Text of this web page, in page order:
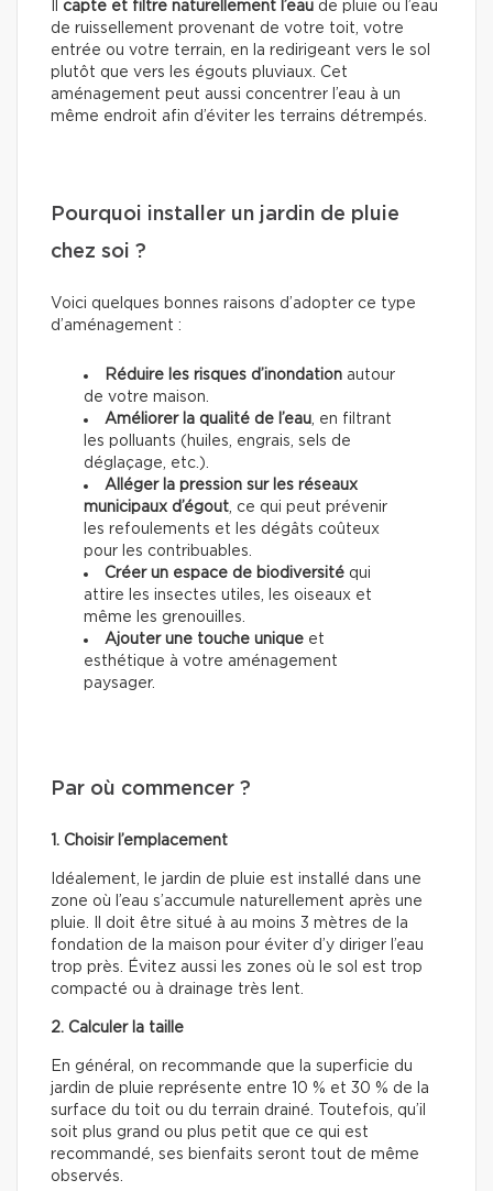
capte et filtre naturellement l’eau de pluie ou l’eau
de ruissellement provenant de votre toit, votre
entrée ou votre terrain, en la redirigeant vers le sol
plutôt que vers les égouts pluviaux. Cet
aménagement peut aussi concentrer l’eau à un
même endroit afin d’éviter les terrains détrempés.
Pourquoi installer un jardin de pluie
chez soi ?
Voici quelques bonnes raisons d’adopter ce type
d’aménagement :
Réduire les risques d’inondation autour
de votre maison.
Améliorer la qualité de l’eau, en filtrant
les polluants (huiles, engrais, sels de
déglaçage, etc.).
Alléger la pression sur les réseaux
municipaux d’égout, ce qui peut prévenir
les refoulements et les dégâts coûteux
pour les contribuables.
Créer un espace de biodiversité qui
attire les insectes utiles, les oiseaux et
même les grenouilles.
Ajouter une touche unique et
esthétique à votre aménagement
paysager.
Par où commencer ?
1. Choisir l’emplacement
Idéalement, le jardin de pluie est installé dans une
zone où l’eau s’accumule naturellement après une
pluie. Il doit être situé à au moins 3 mètres de la
fondation de la maison pour éviter d’y diriger l’eau
trop près. Évitez aussi les zones où le sol est trop
compacté ou à drainage très lent.
2. Calculer la taille
En général, on recommande que la superficie du
jardin de pluie représente entre 10 % et 30 % de la
surface du toit ou du terrain drainé. Toutefois, qu’il
soit plus grand ou plus petit que ce qui est
recommandé, ses bienfaits seront tout de même
observés.